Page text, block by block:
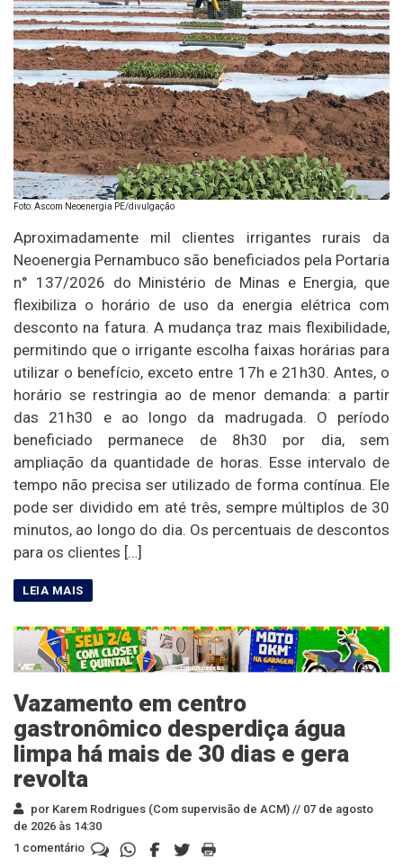
Foto: Ascom Neoenergia PE/divulgação
Aproximadamente mil clientes irrigantes rurais da
Neoenergia Pernambuco são beneficiados pela Portaria
n° 137/2026 do Ministério de Minas e Energia, que
flexibiliza o horário de uso da energia elétrica com
desconto na fatura. A mudança traz mais flexibilidade,
permitindo que o irrigante escolha faixas horárias para
utilizar o benefício, exceto entre 17h e 21h30. Antes, o
horário se restringia ao de menor demanda: a partir
das 21h30 e ao longo da madrugada. O período
beneficiado permanece de 8h30 por dia, sem
ampliação da quantidade de horas. Esse intervalo de
tempo não precisa ser utilizado de forma contínua. Ele
pode ser dividido em até três, sempre múltiplos de 30
minutos, ao longo do dia. Os percentuais de descontos
para os clientes […]
Vazamento em centro
gastronômico desperdiça água
limpa há mais de 30 dias e gera
revolta
por Karem Rodrigues (Com supervisão de ACM) // 07 de agosto
de 2026 às 14:30
1 comentário